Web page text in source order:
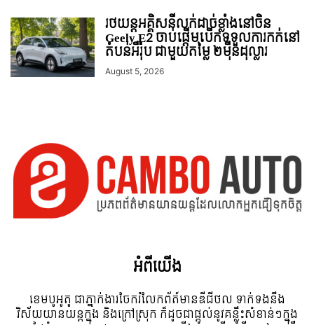
រថយន្ដអគ្គិសនីលក់ដាច់ខ្លាំងនៅចិន
Geely E2 ចាប់ផ្តើមបើកទទួលការកក់នៅ
តំបន់អឺរ៉ុប ជាមួយតម្លៃ ២ម៉ឺនដុល្លារ
August 5, 2026
អំពី​យើង
ខេមបូអូតូ ជាភ្នាក់ងារចែករំលែកព័ត៍មានឌីជីថល ទាក់ទងនឹង
វិស័យយានយន្តក្នុង និងក្រៅស្រុក ក៏ដូចជាផ្តល់នូវគន្លឹះសំខាន់ៗក្នុង